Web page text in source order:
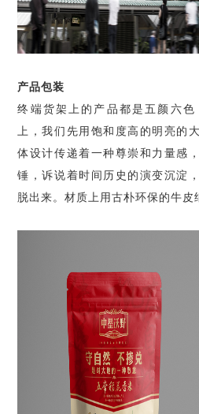
产品包装
终端货架上的产品都是五颜六
上，我们先用饱和度高的明亮的
体设计传递着一种尊崇和力量感
锤，诉说着时间历史的演变沉淀
脱出来。材质上用古朴环保的牛皮